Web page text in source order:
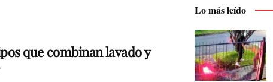
que combinan lavado y
Lo más leído